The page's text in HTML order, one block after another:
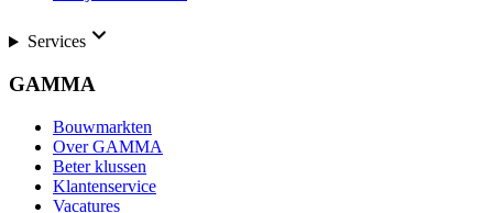
Services
GAMMA
Bouwmarkten
Over GAMMA
Beter klussen
Klantenservice
Vacatures